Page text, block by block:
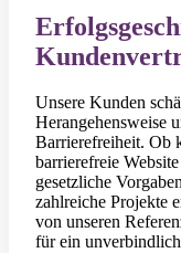
Unsere Kunden
Herangehensweise
Barrierefreiheit. Ob
barrierefreie
gesetzliche
zahlreiche Projekte
von unseren
für ein